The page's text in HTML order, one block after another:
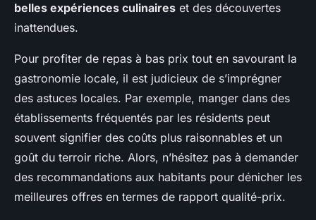
belles expériences culinaires et des découvertes
inattendues.
Pour profiter de repas à bas prix tout en savourant la
gastronomie locale, il est judicieux de s’imprégner
des astuces locales. Par exemple, manger dans des
établissements fréquentés par les résidents peut
souvent signifier des coûts plus raisonnables et un
goût du terroir riche. Alors, n’hésitez pas à demander
des recommandations aux habitants pour dénicher les
meilleures offres en termes de rapport qualité-prix.